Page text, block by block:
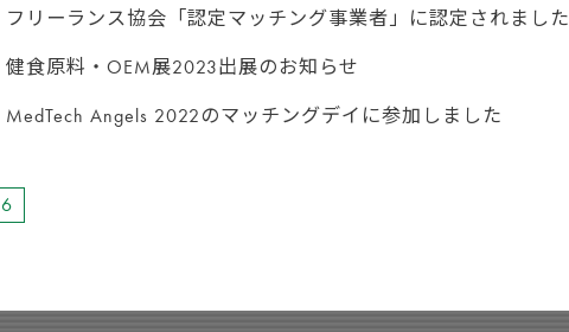
フリーランス協会「認定マッチング事業者」に認定されました
健食原料・OEM展2023出展のお知らせ
MedTech Angels 2022のマッチングデイに参加しました
6